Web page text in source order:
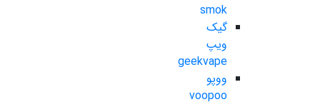
smok
گیک
ویپ
geekvape
ووپو
voopoo